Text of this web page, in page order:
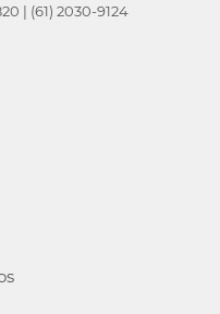
| (61) 2030-9124